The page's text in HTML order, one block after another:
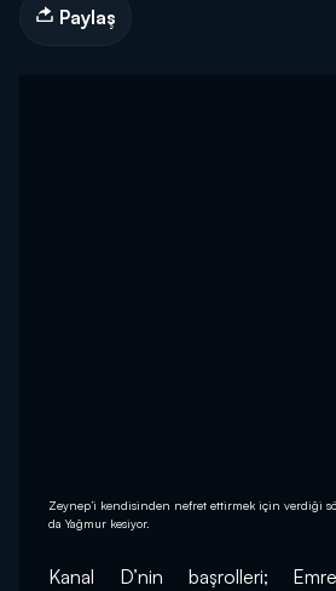
Paylaş
Zeynep’i kendisinden nefret ettirmek için verdiği
da Yağmur kesiyor.
Kanal D’nin başrolleri;